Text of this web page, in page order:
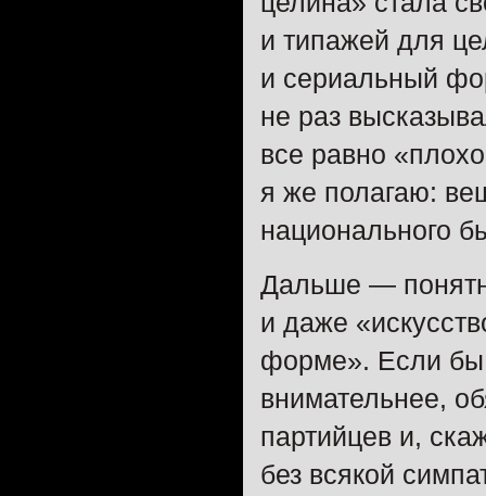
и типажей для
и сериальный
не раз
все равно
я же полагаю:
национального
Дальше —
и даже
форме». Если бы
внимательнее,
партийцев и,
без всякой